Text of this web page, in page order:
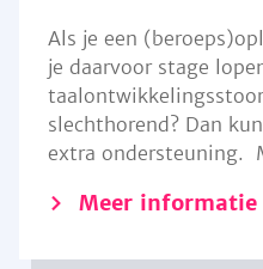
Als je een
je daarvoor stage
slechthorend? Dan
extra ondersteuning.
Meer informatie